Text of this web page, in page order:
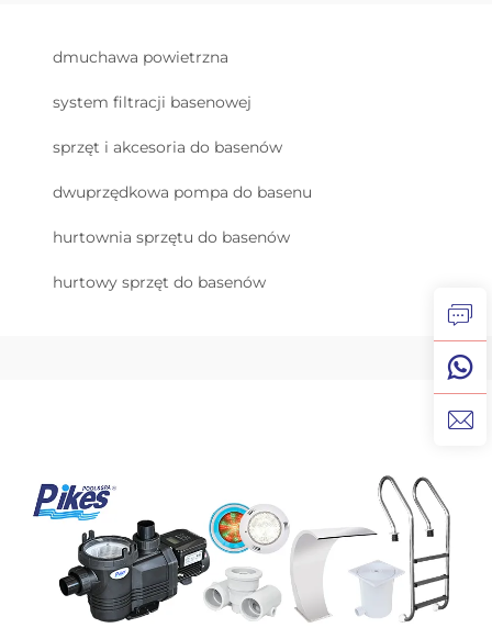
dmuchawa powietrzna
system filtracji basenowej
sprzęt i akcesoria do basenów
dwuprzędkowa pompa do basenu
hurtownia sprzętu do basenów
hurtowy sprzęt do basenów